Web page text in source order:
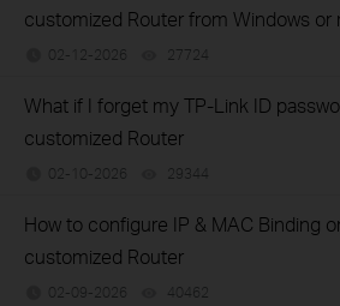
customized Router from Windows or
02-12-2026 27724
What if I forget my TP-Link ID
customized Router
02-10-2026 29344
How to configure IP & MAC Binding
customized Router
02-09-2026 40462